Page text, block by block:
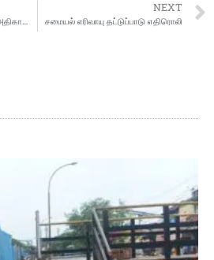
லடாக், வங்கதேசம் பகுதியில் அதிகாலையில் நிலநடுக்கம்: ரிக்டரில் 4 ஆக பதிவு
NEXT
சமையல் எரிவாயு தட்டுப்பாடு எதிரொலி